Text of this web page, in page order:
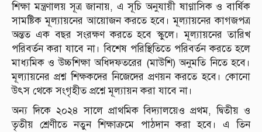
শিক্ষা মন্ত্রণালয় সূত্র জানায়, এ সূচি অনুযায়ী ষাণ্মাসিক ও বার্ষিক
সামষ্টিক মূল্যায়নের আয়োজন করতে হবে। মূল্যায়নের কাগজপত্র
অন্তত এক বছর সংরক্ষণ করতে হবে স্কুলে। মূল্যায়নের তারিখ
পরিবর্তন করা যাবে না। বিশেষ পরিস্থিতিতে পরিবর্তন করতে হলে
মাধ্যমিক ও উচ্চশিক্ষা অধিদফতরের (মাউশি) অনুমতি নিতে হবে।
মূল্যায়নের প্রশ্ন শিক্ষকদের নিজেদের প্রণয়ন করতে হবে। কোনো
উৎস থেকে সংগৃহীত প্রশ্নে মূল্যায়ন করা যাবে না।
অন্য দিকে ২০২৪ সালে প্রাথমিক বিদ্যালয়েও প্রথম, দ্বিতীয় ও
তৃতীয় শ্রেণীতে নতুন শিক্ষাক্রমে পাঠদান করা হবে। এ তিন